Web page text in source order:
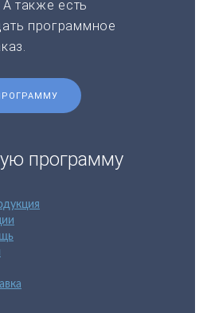
также есть
программное
программу